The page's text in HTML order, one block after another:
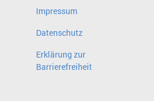
Impressum
Datenschutz
Erklärung zur
Barrierefreiheit